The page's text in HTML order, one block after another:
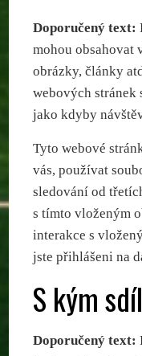
Doporučený text:
mohou obsahovat
obrázky, články
webových stránek
jako kdyby
Tyto webové
vás, používat
sledování od
s tímto vloženým
interakce s
jste přihlášeni na
S kým
Doporučený text: